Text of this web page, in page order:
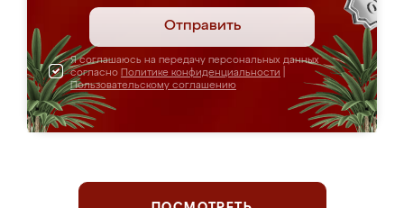
Отправить
Я соглашаюсь на передачу персональных данных
согласно Политике конфиденциальности
Пользовательскому соглашению